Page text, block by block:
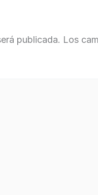
publicada. Los